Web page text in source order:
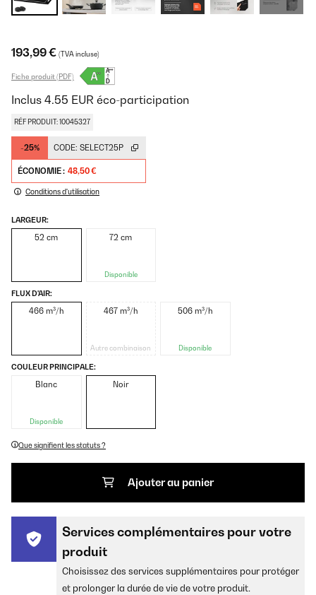
193,99 € (TVA incluse)
Fiche produit (PDF)
Inclus 4.55 EUR éco-participation
RÉF PRODUIT: 10045327
-25% CODE: SELECT25P
ÉCONOMIE : 48,50 €
Conditions d'utilisation
LARGEUR:
52 cm 72 cm
Disponible
FLUX D'AIR:
466 m³/h 467 m³/h
Autre combinaison
506 m³/h
Disponible
COULEUR PRINCIPALE:
Blanc
Disponible
Noir
Que signifient les statuts ?
Ajouter au panier
Services complémentaires pour votre
produit
Choisissez des services supplémentaires pour protéger
et prolonger la durée de vie de votre produit.